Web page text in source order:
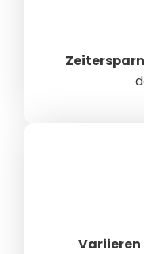
Variieren